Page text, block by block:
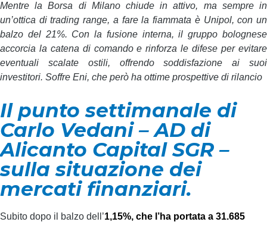
Mentre la Borsa di Milano chiude in attivo, ma sempre in
un’ottica di trading range, a fare la fiammata è Unipol, con un
balzo del 21%. Con la fusione interna, il gruppo bolognese
accorcia la catena di comando e rinforza le difese per evitare
eventuali scalate ostili, offrendo soddisfazione ai suoi
investitori. Soffre Eni, che però ha ottime prospettive di rilancio
Il punto settimanale di
Carlo Vedani – AD di
Alicanto Capital SGR –
sulla situazione dei
mercati finanziari.
Subito dopo il balzo dell’1,15%, che l’ha portata a 31.685